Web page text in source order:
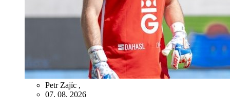
Petr Zajíc ,
07. 08. 2026